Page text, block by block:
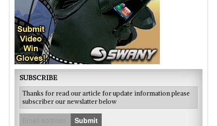
SUBSCRIBE
Thanks for read our article for update information please
subscriber our newslatter below
Submit